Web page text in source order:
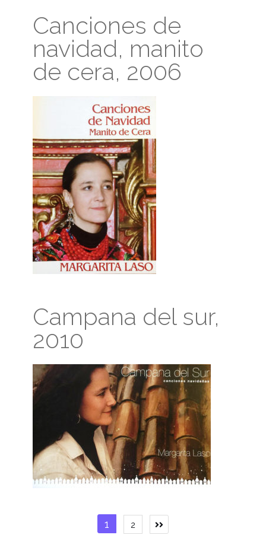
Canciones de
navidad, manito
de cera, 2006
Campana del sur,
2010
Paginación
1 2